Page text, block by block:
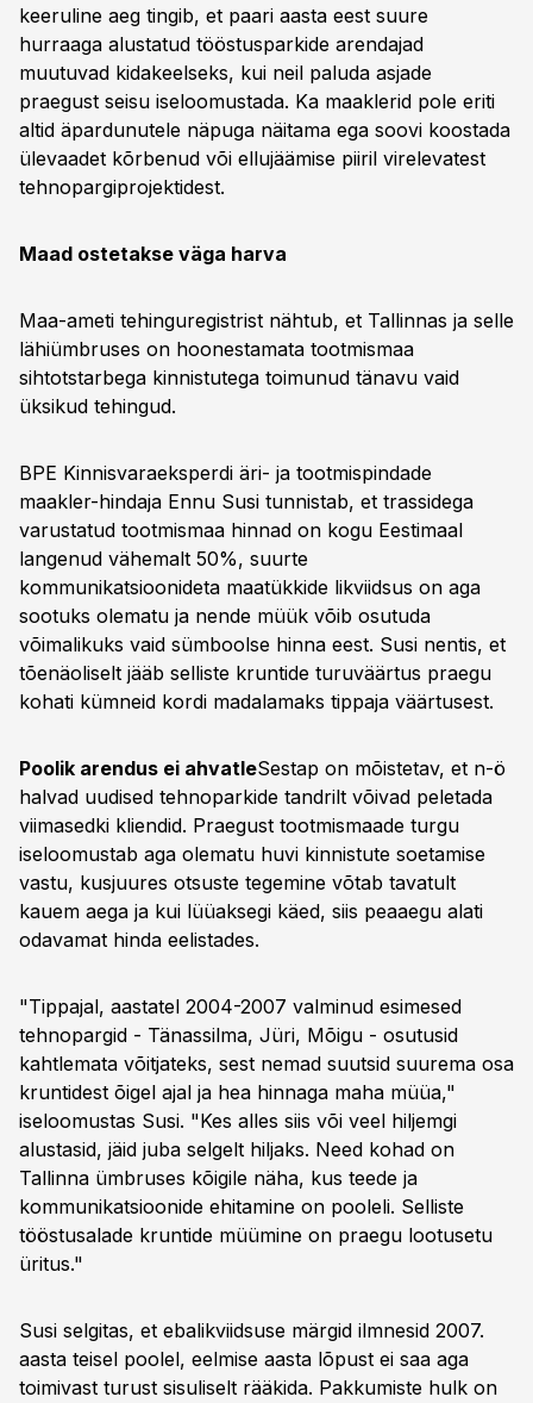
keeruline aeg tingib, et paari aasta eest suure
hurraaga alustatud tööstusparkide arendajad
muutuvad kidakeelseks, kui neil paluda asjade
praegust seisu iseloomustada. Ka maaklerid pole eriti
altid äpardunutele näpuga näitama ega soovi koostada
ülevaadet kõrbenud või ellujäämise piiril virelevatest
tehnopargiprojektidest.
Maad ostetakse väga harva
Maa-ameti tehinguregistrist nähtub, et Tallinnas ja selle
lähiümbruses on hoonestamata tootmismaa
sihtotstarbega kinnistutega toimunud tänavu vaid
üksikud tehingud.
BPE Kinnisvaraeksperdi äri- ja tootmispindade
maakler-hindaja Ennu Susi tunnistab, et trassidega
varustatud tootmismaa hinnad on kogu Eestimaal
langenud vähemalt 50%, suurte
kommunikatsioonideta maatükkide likviidsus on aga
sootuks olematu ja nende müük võib osutuda
võimalikuks vaid sümboolse hinna eest. Susi nentis, et
tõenäoliselt jääb selliste kruntide turuväärtus praegu
kohati kümneid kordi madalamaks tippaja väärtusest.
Poolik arendus ei ahvatleSestap on mõistetav, et n-ö
halvad uudised tehnoparkide tandrilt võivad peletada
viimasedki kliendid. Praegust tootmismaade turgu
iseloomustab aga olematu huvi kinnistute soetamise
vastu, kusjuures otsuste tegemine võtab tavatult
kauem aega ja kui lüüaksegi käed, siis peaaegu alati
odavamat hinda eelistades.
"Tippajal, aastatel 2004-2007 valminud esimesed
tehnopargid - Tänassilma, Jüri, Mõigu - osutusid
kahtlemata võitjateks, sest nemad suutsid suurema osa
kruntidest õigel ajal ja hea hinnaga maha müüa,"
iseloomustas Susi. "Kes alles siis või veel hiljemgi
alustasid, jäid juba selgelt hiljaks. Need kohad on
Tallinna ümbruses kõigile näha, kus teede ja
kommunikatsioonide ehitamine on pooleli. Selliste
tööstusalade kruntide müümine on praegu lootusetu
üritus."
Susi selgitas, et ebalikviidsuse märgid ilmnesid 2007.
aasta teisel poolel, eelmise aasta lõpust ei saa aga
toimivast turust sisuliselt rääkida. Pakkumiste hulk on